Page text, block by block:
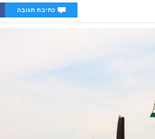
כתיבת תגובה